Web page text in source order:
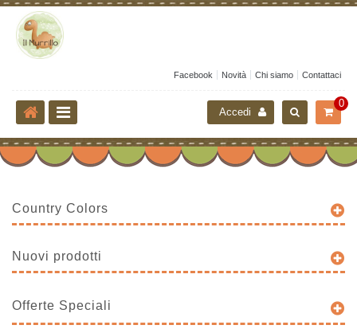
Facebook Novità Chi siamo Contattaci
0
Accedi
Country Colors
Nuovi prodotti
Offerte Speciali